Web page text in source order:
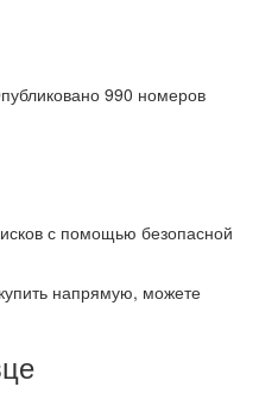
990 номеров
с помощью безопасной
напрямую, можете